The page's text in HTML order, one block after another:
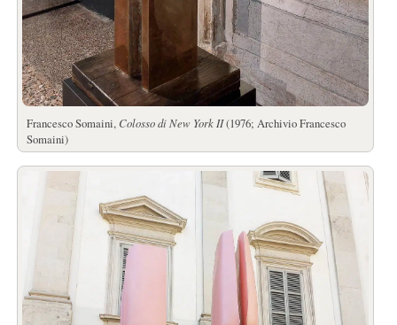
Francesco Somaini, Colosso di New York II(1976; Archivio Francesco
Somaini)